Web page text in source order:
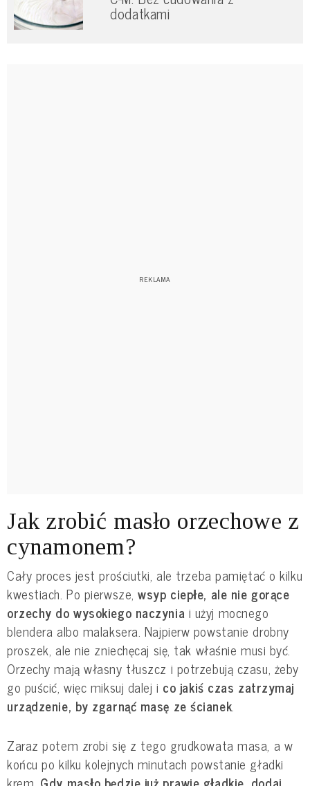
dodatkami
Jak zrobić masło orzechowe z
cynamonem?
Cały proces jest prościutki, ale trzeba pamiętać o kilku
kwestiach. Po pierwsze,wsyp ciepłe, ale nie gorące
orzechy do wysokiego naczynia i użyj mocnego
blendera albo malaksera. Najpierw powstanie drobny
proszek, ale nie zniechęcaj się, tak właśnie musi być.
Orzechy mają własny tłuszcz i potrzebują czasu, żeby
go puścić, więc miksuj dalej i co jakiś czas zatrzymaj
urządzenie, by zgarnąć masę ze ścianek.
Zaraz potem zrobi się z tego grudkowata masa, a w
końcu po kilku kolejnych minutach powstanie gładki